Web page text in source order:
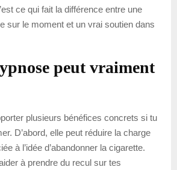
ce qui fait la différence entre une
sur le moment et un vrai soutien dans
peut vraiment
plusieurs bénéfices concrets si tu
D’abord, elle peut réduire la charge
à l’idée d’abandonner la cigarette.
à prendre du recul sur tes